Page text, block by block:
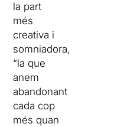
la part
més
creativa i
somniadora,
“la que
anem
abandonant
cada cop
més quan